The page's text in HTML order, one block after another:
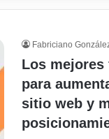
Fabriciano
Los mejores
para
sitio web y